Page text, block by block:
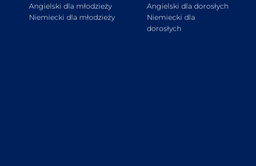
Angielski dla młodzieży
Niemiecki dla młodzieży
Angielski dla dorosłych
Niemiecki dla
dorosłych